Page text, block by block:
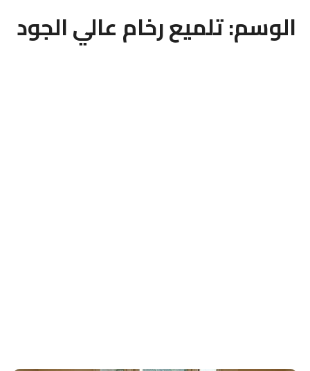
الوسم:تلميع رخام عالي الجود